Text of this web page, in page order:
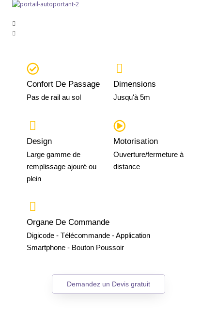
Confort De Passage
Pas de rail au sol
Dimensions
Jusqu'à 5m
Design
Large gamme de
remplissage ajouré ou
plein
Motorisation
Ouverture/fermeture à
distance
Organe De Commande
Digicode - Télécommande - Application
Smartphone - Bouton Poussoir
Demandez un Devis gratuit